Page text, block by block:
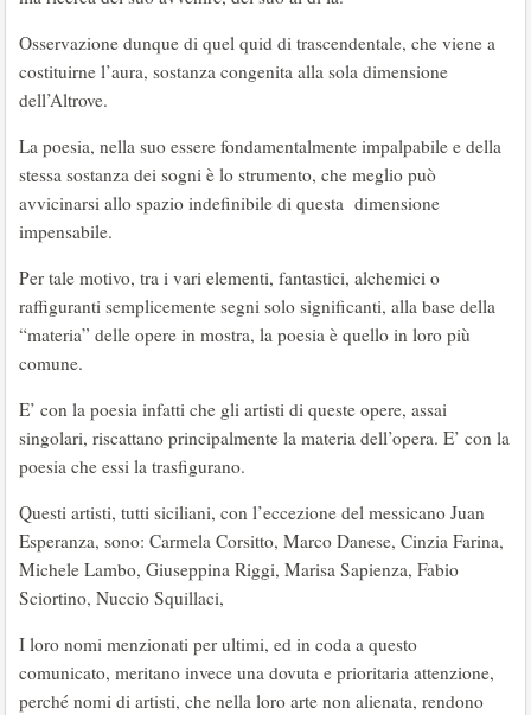
Osservazione dunque di quel quid di trascendentale, che viene a
costituirne l’aura, sostanza congenita alla sola dimensione
dell’Altrove.
La poesia, nella suo essere fondamentalmente impalpabile e della
stessa sostanza dei sogni è lo strumento, che meglio può
avvicinarsi allo spazio indefinibile di questa dimensione
impensabile.
Per tale motivo, tra i vari elementi, fantastici, alchemici o
raffiguranti semplicemente segni solo significanti, alla base della
“materia” delle opere in mostra, la poesia è quello in loro più
comune.
E’ con la poesia infatti che gli artisti di queste opere, assai
singolari, riscattano principalmente la materia dell’opera. E’ con la
poesia che essi la trasfigurano.
Questi artisti, tutti siciliani, con l’eccezione del messicano Juan
Esperanza, sono: Carmela Corsitto, Marco Danese, Cinzia Farina,
Michele Lambo, Giuseppina Riggi, Marisa Sapienza, Fabio
Sciortino, Nuccio Squillaci,
I loro nomi menzionati per ultimi, ed in coda a questo
comunicato, meritano invece una dovuta e prioritaria attenzione,
perché nomi di artisti, che nella loro arte non alienata, rendono